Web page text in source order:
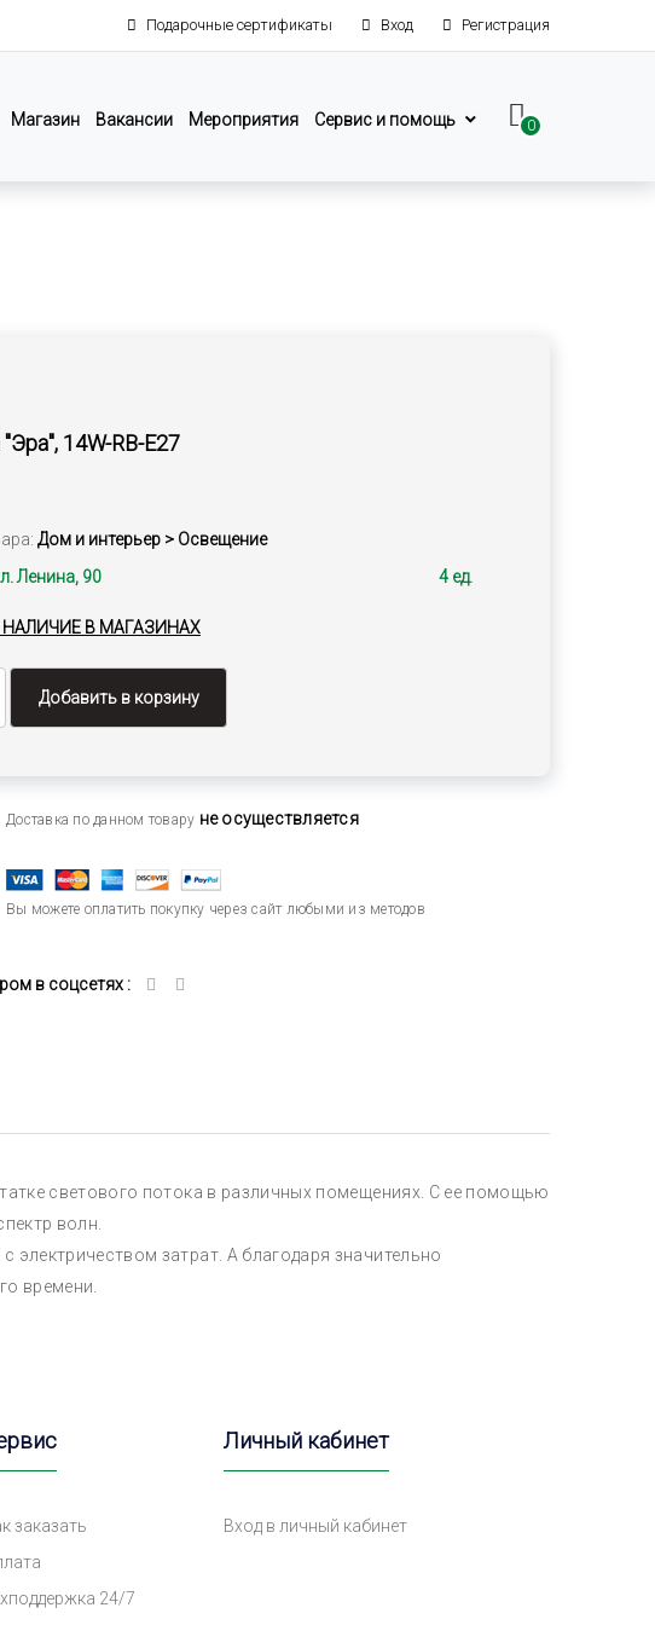
Подарочные сертификаты Вход Регистрация
Магазин
Вакансии Мероприятия Сервис и помощь 0
14W-RB-E27
Дом и интерьер > Освещение
Ленина, 90
4 ед.
В МАГАЗИНАХ
Добавить в корзину
Доставка по данном товару не осуществляется
Вы можете оплатить покупку через сайт любыми из методов
в соцсетях :
светового потока в различных помещениях. С ее помощью
волн.
затрат. А благодаря значительно
времени.
заказать
24/7
Личный кабинет
Вход в личный кабинет